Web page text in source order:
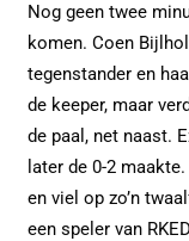
Nog geen twee
komen. Coen
tegenstander en
de keeper, maar
de paal, net naast.
later de 0-2
en viel op zo’n
een speler van